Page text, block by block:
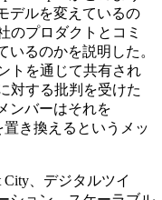
デルを変えているの
のプロダクトとコミ
いるのかを説明した。
トを通じて共有され
対する批判を受けた
ンバーはそれを
置き換えるというメッ
City、デジタルツイ